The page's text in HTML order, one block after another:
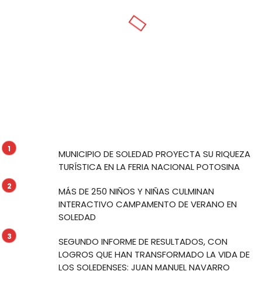
MUNICIPIO DE SOLEDAD PROYECTA SU RIQUEZA
TURÍSTICA EN LA FERIA NACIONAL POTOSINA
MÁS DE 250 NIÑOS Y NIÑAS CULMINAN
INTERACTIVO CAMPAMENTO DE VERANO EN
SOLEDAD
SEGUNDO INFORME DE RESULTADOS, CON
LOGROS QUE HAN TRANSFORMADO LA VIDA DE
LOS SOLEDENSES: JUAN MANUEL NAVARRO